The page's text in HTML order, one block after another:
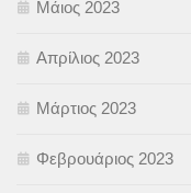
Μάιος 2023
Απρίλιος 2023
Μάρτιος 2023
Φεβρουάριος 2023